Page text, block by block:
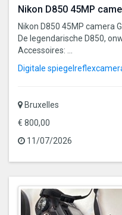
Nikon D850 45MP
Nikon D850 45MP camera
De legendarische D850,
Accessoires: ...
Digitale
Bruxelles
€ 800,00
11/07/2026